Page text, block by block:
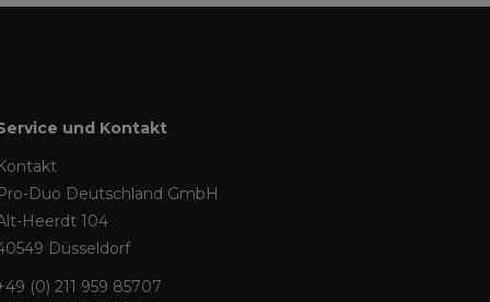
und Kontakt
Duo Deutschland GmbH
Heerdt 104
Düsseldorf
(0) 211 959 85707